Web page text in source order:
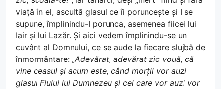
viață în el, ascultă glasul ce îi poruncește și I se
supune, împlinindu-I porunca, asemenea fiicei lui
Iair și lui Lazăr. Și aici vedem împlinindu-se un
cuvânt al Domnului, ce se aude la fiecare slujbă de
înmormântare: „Adevărat, adevărat zic vouă, că
vine ceasul și acum este, când morții vor auzi
glasul Fiului lui Dumnezeu și cei care vor auzi vor